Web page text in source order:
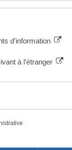
d'information
à l'étranger